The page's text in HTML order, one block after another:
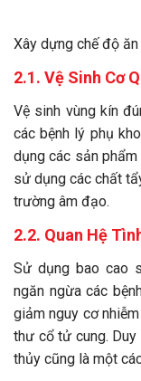
Xây dựng chế độ
2.1. Vệ Sinh Cơ
Vệ sinh vùng kín
các bệnh lý phụ
dụng các sản
sử dụng các chất
trường âm đạo.
2.2. Quan Hệ
Sử dụng bao cao
ngăn ngừa các
giảm nguy cơ
thư cổ tử cung.
thủy cũng là một